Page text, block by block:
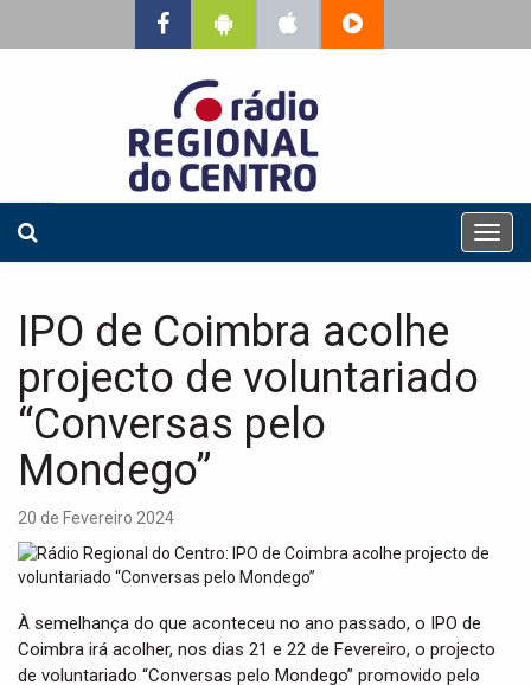
T
o
i
IPO de Coimbra acolhe
projecto de voluntariado
“Conversas pelo
Mondego”
20 de Fevereiro 2024
À semelhança do que aconteceu no ano passado, o IPO de
Coimbra irá acolher, nos dias 21 e 22 de Fevereiro, o projecto
de voluntariado “Conversas pelo Mondego” promovido pelo